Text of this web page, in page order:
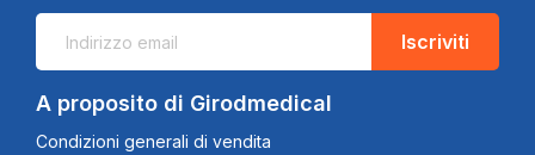
Iscriviti
A proposito di Girodmedical
Condizioni generali di vendita